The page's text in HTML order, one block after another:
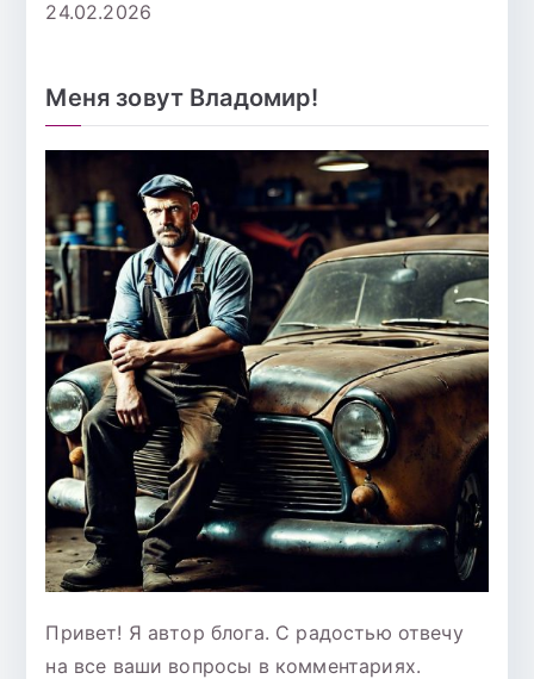
24.02.2026
Меня зовут Владомир!
Привет! Я автор блога. С радостью отвечу
на все ваши вопросы в комментариях.